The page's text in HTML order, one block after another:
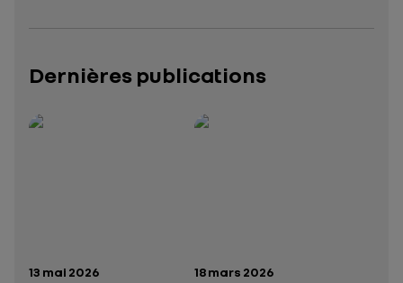
Dernières publications
Date de publication:
13 mai 2026
Rapport intégré 2025 – 2026— données structurées (JSON)
Date de publication:
18 mars 2026
Présentation institutionnelle 2026